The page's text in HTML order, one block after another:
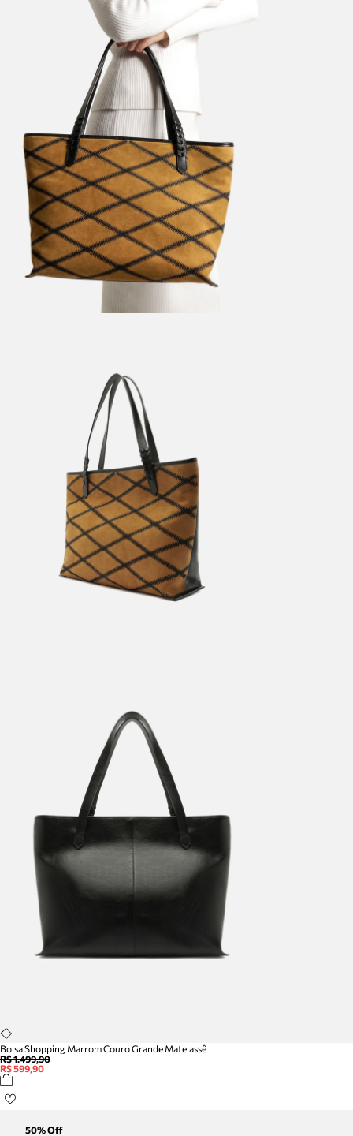
Bolsa Shopping Marrom Couro Grande Matelassê
R$ 1.499,90
R$ 599,90
50% Off